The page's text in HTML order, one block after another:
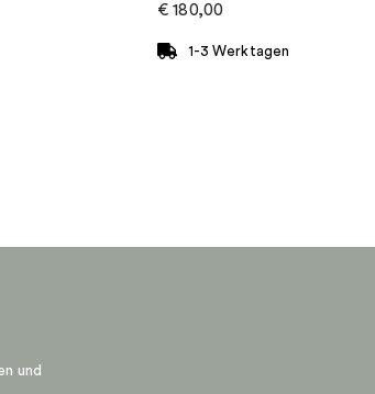
€ 180,00
1-3 Werktagen
und